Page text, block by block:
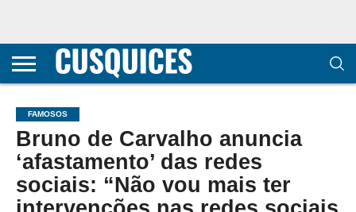
CONTACTOS
HOME
POLÍTICA DE
E COOKIES
SOBRE
TERMOS E
TRANSPARÊNCIA
METODOLOGIA
FAMOSOS
Bruno de Carvalho anuncia
‘afastamento’ das redes
sociais: “Não vou mais ter